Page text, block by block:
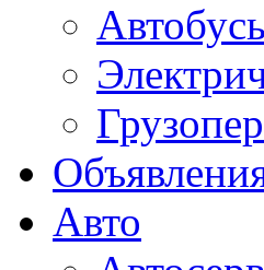
Авто